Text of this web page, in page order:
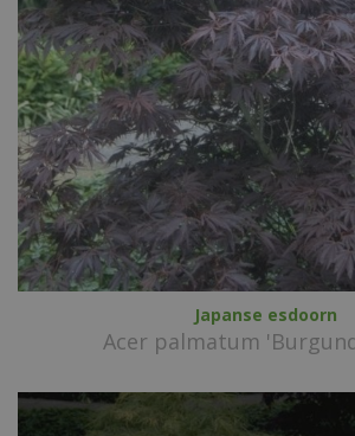
Japanse esdoorn
Acer palmatum